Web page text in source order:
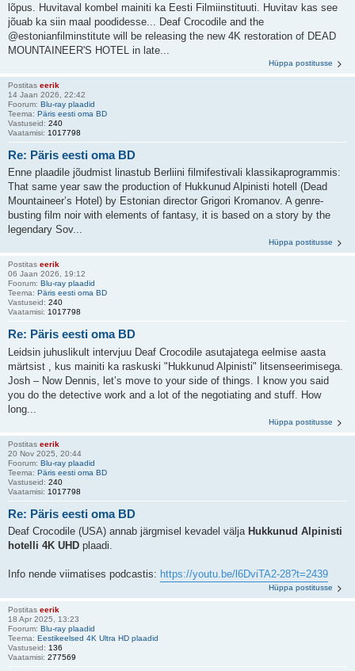
lõpus. Huvitaval kombel mainiti ka Eesti Filmiinstituuti. Huvitav kas see
jõuab ka siin maal poodidesse... Deaf Crocodile and the
@estonianfilminstitute will be releasing the new 4K restoration of DEAD
MOUNTAINEER'S HOTEL in late...
Hüppa postitusse
Postitas eerik
14 Jaan 2026, 22:42
Foorum: Blu-ray plaadid
Teema: Päris eesti oma BD
Vastuseid: 240
Vaatamisi: 1017798
Re: Päris eesti oma BD
Enne plaadile jõudmist linastub Berliini filmifestivali klassikaprogrammis:
That same year saw the production of Hukkunud Alpinisti hotell (Dead
Mountaineer’s Hotel) by Estonian director Grigori Kromanov. A genre-
busting film noir with elements of fantasy, it is based on a story by the
legendary Sov...
Hüppa postitusse
Postitas eerik
06 Jaan 2026, 19:12
Foorum: Blu-ray plaadid
Teema: Päris eesti oma BD
Vastuseid: 240
Vaatamisi: 1017798
Re: Päris eesti oma BD
Leidsin juhuslikult intervjuu Deaf Crocodile asutajatega eelmise aasta
märtsist , kus mainiti ka raskuski "Hukkunud Alpinisti" litsenseerimisega.
Josh – Now Dennis, let’s move to your side of things. I know you said
you do the detective work and a lot of the negotiating and stuff. How
long...
Hüppa postitusse
Postitas eerik
20 Nov 2025, 20:44
Foorum: Blu-ray plaadid
Teema: Päris eesti oma BD
Vastuseid: 240
Vaatamisi: 1017798
Re: Päris eesti oma BD
Deaf Crocodile (USA) annab järgmisel kevadel välja Hukkunud Alpinisti
hotelli 4K UHD plaadi.
Info nende viimatises podcastis: https://youtu.be/l6DviTA2-28?t=2439
Hüppa postitusse
Postitas eerik
18 Apr 2025, 13:23
Foorum: Blu-ray plaadid
Teema: Eestikeelsed 4K Ultra HD plaadid
Vastuseid: 136
Vaatamisi: 277569